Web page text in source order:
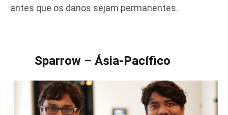
antes que os danos sejam permanentes.
Sparrow – Ásia-Pacífico